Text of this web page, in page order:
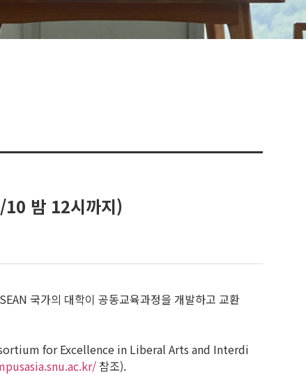
밤 12시까지)
국가의 대학이 공동교육과정을 개발하고 교환
for Excellence in Liberal Arts and Interdi
참조).